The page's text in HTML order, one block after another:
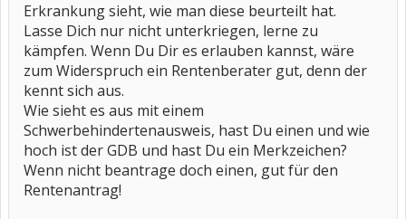
Erkrankung sieht, wie man diese beurteilt hat.
Lasse Dich nur nicht unterkriegen, lerne zu
kämpfen. Wenn Du Dir es erlauben kannst, wäre
zum Widerspruch ein Rentenberater gut, denn der
kennt sich aus.
Wie sieht es aus mit einem
Schwerbehindertenausweis, hast Du einen und wie
hoch ist der GDB und hast Du ein Merkzeichen?
Wenn nicht beantrage doch einen, gut für den
Rentenantrag!